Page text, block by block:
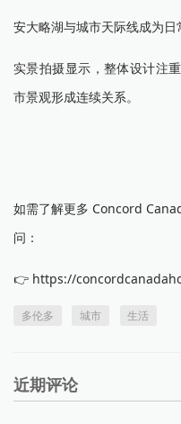
安大略湖与城市天际线成为
实景拍摄显示，整体设计注
市景观形成连续关系。
如需了解更多 Concord
问：
👉 https://
多伦多 城市 生活
近期评论